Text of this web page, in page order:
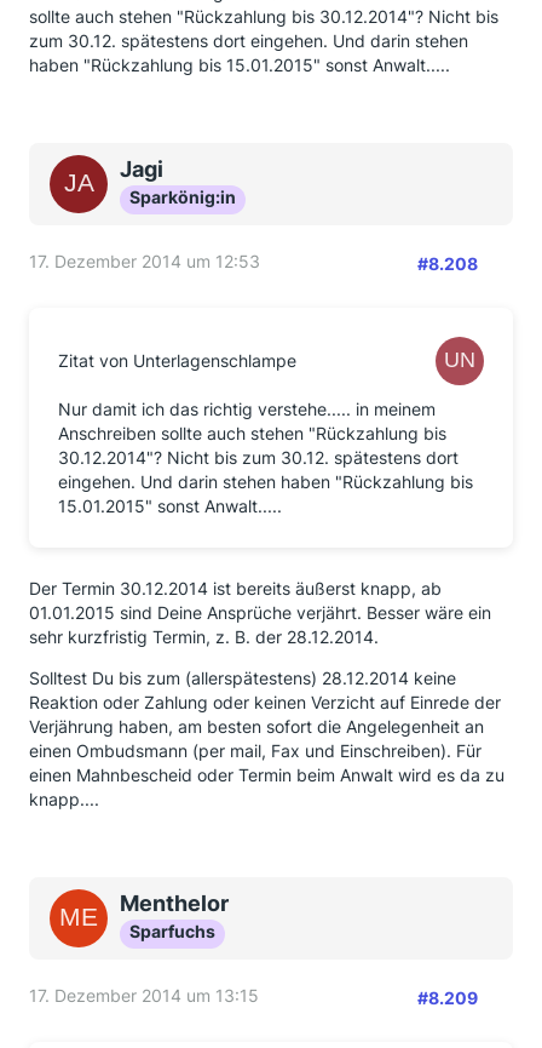
sollte auch stehen "Rückzahlung bis 30.12.2014"? Nicht bis
zum 30.12. spätestens dort eingehen. Und darin stehen
haben "Rückzahlung bis 15.01.2015" sonst Anwalt.....
Jagi
Sparkönig:in
17. Dezember 2014 um 12:53 #8.208
Zitat von Unterlagenschlampe
Nur damit ich das richtig verstehe..... in meinem
Anschreiben sollte auch stehen "Rückzahlung bis
30.12.2014"? Nicht bis zum 30.12. spätestens dort
eingehen. Und darin stehen haben "Rückzahlung bis
15.01.2015" sonst Anwalt.....
Der Termin 30.12.2014 ist bereits äußerst knapp, ab
01.01.2015 sind Deine Ansprüche verjährt. Besser wäre ein
sehr kurzfristig Termin, z. B. der 28.12.2014.
Solltest Du bis zum (allerspätestens) 28.12.2014 keine
Reaktion oder Zahlung oder keinen Verzicht auf Einrede der
Verjährung haben, am besten sofort die Angelegenheit an
einen Ombudsmann (per mail, Fax und Einschreiben). Für
einen Mahnbescheid oder Termin beim Anwalt wird es da zu
knapp....
Menthelor
Sparfuchs
17. Dezember 2014 um 13:15 #8.209